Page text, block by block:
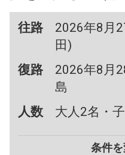
往路
2026年8月
田)
復路
2026年8月
島
人数
大人2名・
条件